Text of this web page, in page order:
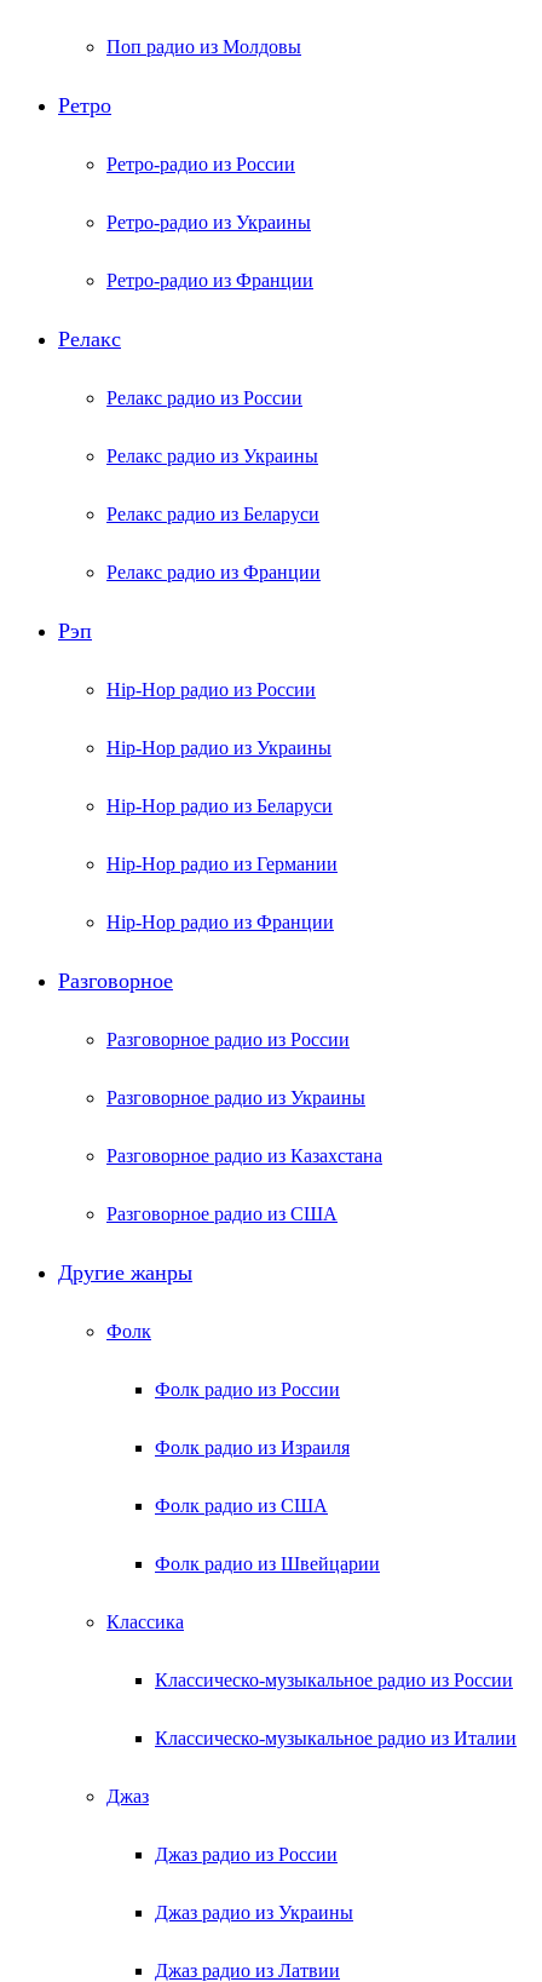
Поп радио из Молдовы
Ретро
Ретро-радио из России
Ретро-радио из Украины
Ретро-радио из Франции
Релакс
Релакс радио из России
Релакс радио из Украины
Релакс радио из Беларуси
Релакс радио из Франции
Рэп
Hip-Hop радио из России
Hip-Hop радио из Украины
Hip-Hop радио из Беларуси
Hip-Hop радио из Германии
Hip-Hop радио из Франции
Разговорное
Разговорное радио из России
Разговорное радио из Украины
Разговорное радио из Казахстана
Разговорное радио из США
Другие жанры
Фолк
Фолк радио из России
Фолк радио из Израиля
Фолк радио из США
Фолк радио из Швейцарии
Классика
Классическо-музыкальное радио из России
Классическо-музыкальное радио из Италии
Джаз
Джаз радио из России
Джаз радио из Украины
Джаз радио из Латвии